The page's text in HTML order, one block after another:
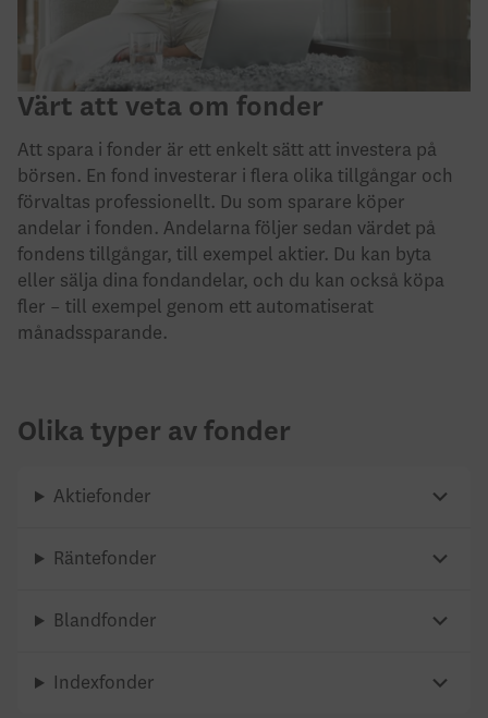
Värt att veta om fonder
Att spara i fonder är ett enkelt sätt att investera på
börsen. En fond investerar i flera olika tillgångar och
förvaltas professionellt. Du som sparare köper
andelar i fonden. Andelarna följer sedan värdet på
fondens tillgångar, till exempel aktier. Du kan byta
eller sälja dina fondandelar, och du kan också köpa
fler – till exempel genom ett automatiserat
månadssparande.
Olika typer av fonder
Aktiefonder
Räntefonder
Blandfonder
Indexfonder